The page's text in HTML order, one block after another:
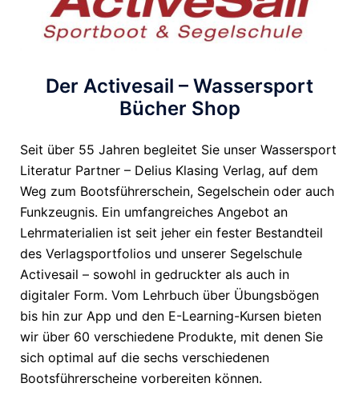
Der Activesail – Wassersport
Bücher Shop
Seit über 55 Jahren begleitet Sie unser Wassersport
Literatur Partner – Delius Klasing Verlag, auf dem
Weg zum Bootsführerschein, Segelschein oder auch
Funkzeugnis. Ein umfangreiches Angebot an
Lehrmaterialien ist seit jeher ein fester Bestandteil
des Verlagsportfolios und unserer Segelschule
Activesail – sowohl in gedruckter als auch in
digitaler Form. Vom Lehrbuch über Übungsbögen
bis hin zur App und den E-Learning-Kursen bieten
wir über 60 verschiedene Produkte, mit denen Sie
sich optimal auf die sechs verschiedenen
Bootsführerscheine vorbereiten können.